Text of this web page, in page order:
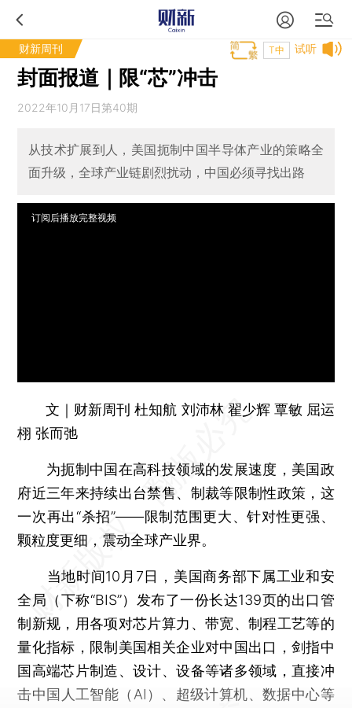
财新周刊 试听
T中
封面报道｜限“芯”冲击
2022年10月17日第40期
从技术扩展到人，美国扼制中国半导体产业的策略全
面升级，全球产业链剧烈扰动，中国必须寻找出路
订阅后播放完整视频
文｜财新周刊 杜知航 刘沛林 翟少辉 覃敏 屈运
栩 张而弛
为扼制中国在高科技领域的发展速度，美国政
府近三年来持续出台禁售、制裁等限制性政策，这
一次再出“杀招”——限制范围更大、针对性更强、
颗粒度更细，震动全球产业界。
当地时间10月7日，美国商务部下属工业和安
全局（下称“BIS”）发布了一份长达139页的出口管
制新规，用各项对芯片算力、带宽、制程工艺等的
量化指标，限制美国相关企业对中国出口，剑指中
国高端芯片制造、设计、设备等诸多领域，直接冲
击中国人工智能（AI）、超级计算机、数据中心等